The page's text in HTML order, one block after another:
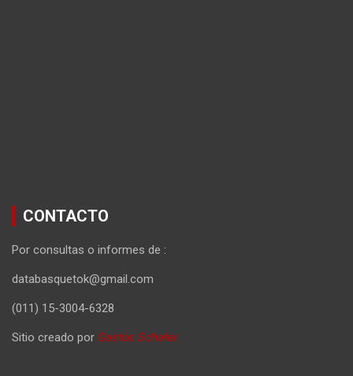
CONTACTO
Por consultas o informes de :
databasquetok@gmail.com
(011) 15-3004-6328
Sitio creado por Gastón Schafer